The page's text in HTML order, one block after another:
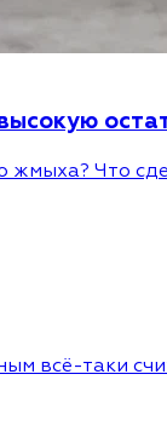
жмыха? Что
всё-таки